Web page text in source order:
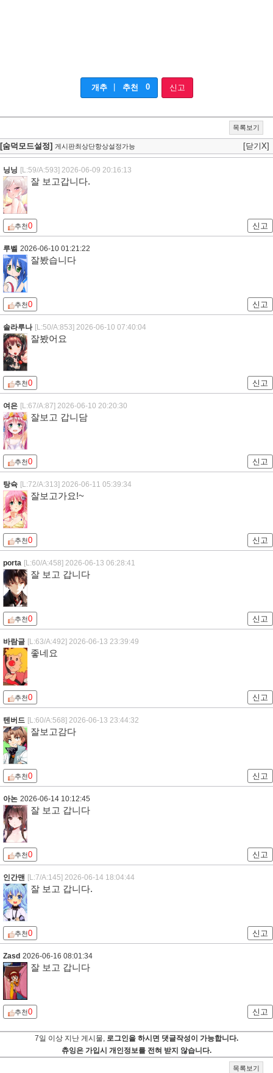
개추 추천 0 신고
목록보기
[숨덕모드설정] 게시판최상단항상설정가능 [닫기X]
닝닝 [L:59/A:593] 2026-06-09 20:16:13
잘 보고갑니다.
추천0 신고
루벨 2026-06-10 01:21:22
잘봤습니다
추천0 신고
솔라루나 [L:50/A:853] 2026-06-10 07:40:04
잘봤어요
추천0 신고
여은 [L:67/A:87] 2026-06-10 20:20:30
잘보고 갑니담
추천0 신고
탕슉 [L:72/A:313] 2026-06-11 05:39:34
잘보고가요!~
추천0 신고
porta [L:60/A:458] 2026-06-13 06:28:41
잘 보고 갑니다
추천0 신고
바람글 [L:63/A:492] 2026-06-13 23:39:49
좋네요
추천0 신고
텐버드 [L:60/A:568] 2026-06-13 23:44:32
잘보고감다
추천0 신고
아논 2026-06-14 10:12:45
잘 보고 갑니다
추천0 신고
인간맨 [L:7/A:145] 2026-06-14 18:04:44
잘 보고 갑니다.
추천0 신고
Zasd 2026-06-16 08:01:34
잘 보고 갑니다
추천0 신고
7일 이상 지난 게시물, 로그인을 하시면 댓글작성이 가능합니다.
츄잉은 가입시 개인정보를 전혀 받지 않습니다.
목록보기